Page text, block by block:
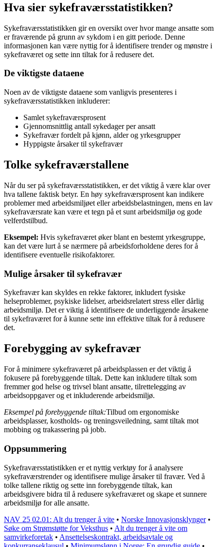
Hva sier sykefraværsstatistikken?
Sykefraværsstatistikken gir en oversikt over hvor mange ansatte som
er fraværende på grunn av sykdom i en gitt periode. Denne
informasjonen kan være nyttig for å identifisere trender og mønstre i
sykefraværet og sette inn tiltak for å redusere det.
De viktigste dataene
Noen av de viktigste dataene som vanligvis presenteres i
sykefraværsstatistikken inkluderer:
Samlet sykefraværsprosent
Gjennomsnittlig antall sykedager per ansatt
Sykefravær fordelt på kjønn, alder og yrkesgrupper
Hyppigste årsaker til sykefravær
Tolke sykefraværstallene
Når du ser på sykefraværsstatistikken, er det viktig å være klar over
hva tallene faktisk betyr. En høy sykefraværsprosent kan indikere
problemer med arbeidsmiljøet eller arbeidsbelastningen, mens en lav
sykefraværsrate kan være et tegn på et sunt arbeidsmiljø og gode
velferdstilbud.
Eksempel: Hvis sykefraværet øker blant en bestemt yrkesgruppe,
kan det være lurt å se nærmere på arbeidsforholdene deres for å
identifisere eventuelle risikofaktorer.
Mulige årsaker til sykefravær
Sykefravær kan skyldes en rekke faktorer, inkludert fysiske
helseproblemer, psykiske lidelser, arbeidsrelatert stress eller dårlig
arbeidsmiljø. Det er viktig å identifisere de underliggende årsakene
til sykefraværet for å kunne sette inn effektive tiltak for å redusere
det.
Forebygging av sykefravær
For å minimere sykefraværet på arbeidsplassen er det viktig å
fokusere på forebyggende tiltak. Dette kan inkludere tiltak som
fremmer god helse og trivsel blant ansatte, tilrettelegging av
arbeidsoppgaver og et inkluderende arbeidsmiljø.
Eksempel på forebyggende tiltak:Tilbud om ergonomiske
arbeidsplasser, kostholds- og treningsveiledning, samt tiltak mot
mobbing og trakassering på jobb.
Oppsummering
Sykefraværsstatistikken er et nyttig verktøy for å analysere
sykefraværstrender og identifisere mulige årsaker til fravær. Ved å
tolke tallene riktig og sette inn forebyggende tiltak, kan
arbeidsgivere bidra til å redusere sykefraværet og skape et sunnere
arbeidsmiljø for alle ansatte.
NAV 25 02.01: Alt du trenger å vite • Norske Innovasjonsklynger•
Søke om Strømstøtte for Veksthus • Alt du trenger å vite om
samvirkeforetak • Ansettelseskontrakt, arbeidsavtale og